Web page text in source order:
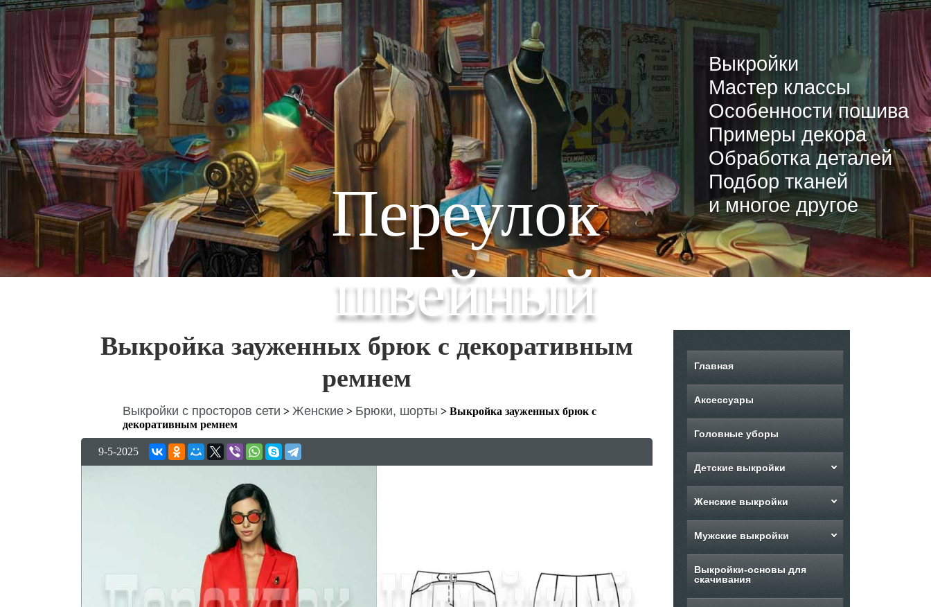
Переулок
швейный
Выкройки
Мастер классы
Особенности пошива
Примеры декора
Обработка деталей
Подбор тканей
и многое другое
Выкройка зауженных брюк с декоративным
ремнем
Выкройки с просторов сети > Женские > Брюки, шорты > Выкройка зауженных брюк с
декоративным ремнем
9-5-2025
Главная
Аксессуары
Головные уборы
Детские выкройки
Женские выкройки
Мужские выкройки
Выкройки-основы для
скачивания